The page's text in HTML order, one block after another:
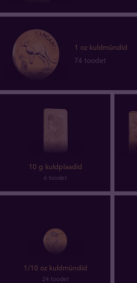
1 oz kuldmündid
74 toodet
10 g kuldplaadid
6 toodet
1/10 oz kuldmündid
24 toodet